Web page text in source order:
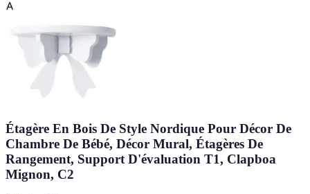
Étagère En Bois De Style Nordique Pour Décor De
Chambre De Bébé, Décor Mural, Étagères De
Rangement, Support D'évaluation T1, Clapboa
Mignon, C2